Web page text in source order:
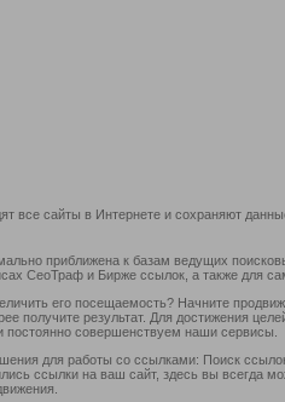
все сайты в Интернете и сохраняют
приближена к базам ведущих
СеоТраф и Бирже ссылок, а также для
его посещаемость? Начните
получите результат. Для достижения
постоянно совершенствуем наши сервисы.
для работы со ссылками: Поиск
ссылки на ваш сайт, здесь вы всегда